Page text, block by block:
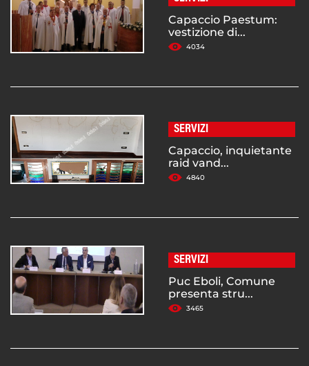
Capaccio Paestum:
vestizione di...
4034
SERVIZI
Capaccio, inquietante
raid vand...
4840
SERVIZI
Puc Eboli, Comune
presenta stru...
3465